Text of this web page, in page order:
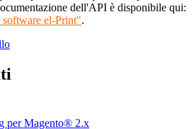
dell'API è disponibile qui:
el-Print".